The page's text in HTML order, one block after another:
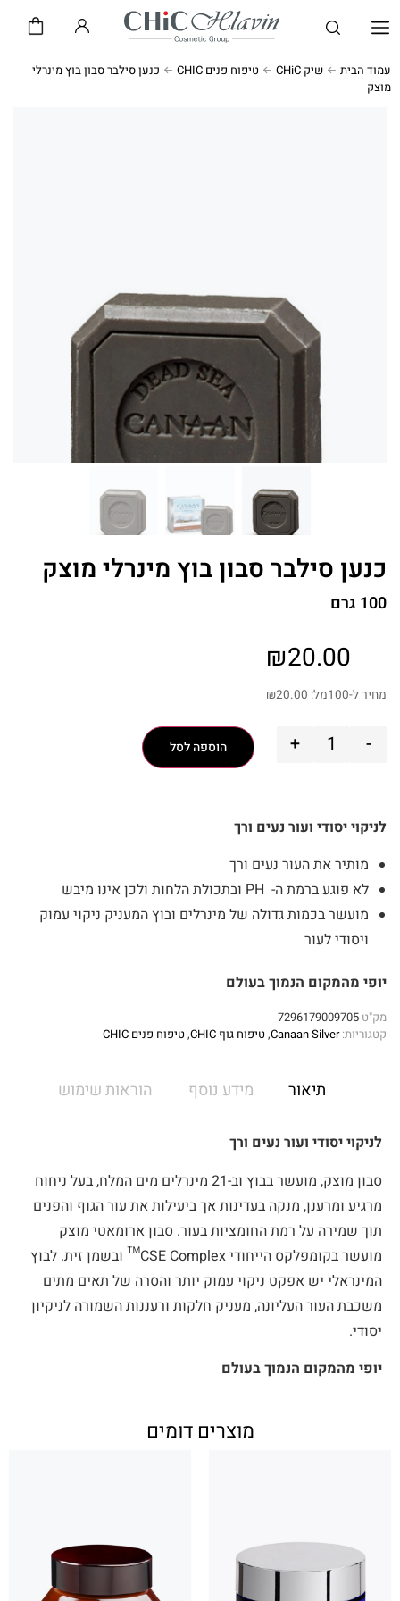
עמוד הבית שיק CHiC טיפוח פנים CHIC
כנען סילבר סבון בוץ מינרלי
מוצק
כנען סילבר סבון בוץ מינרלי מוצק
100 גרם
₪20.00
מחיר ל-100מל: ₪20.00
-
+ הוספה לסל
לניקוי יסודי ועור נעים ורך
מותיר את העור נעים ורך
לא פוגע ברמת ה- PH ובתכולת הלחות ולכן אינו מיבש
מועשר בכמות גדולה של מינרלים ובוץ המעניק ניקוי עמוק
ויסודי לעור
יופי מהמקום הנמוך בעולם
מק"ט 7296179009705
קטגוריות: Canaan Silver
,טיפוח גוף CHIC ,טיפוח פנים CHIC
תיאור מידע נוסף הוראות שימוש
לניקוי יסודי ועור נעים ורך
סבון מוצק, מועשר בבוץ וב-21 מינרלים מים המלח, בעל ניחוח
מרגיע ומרענן, מנקה בעדינות אך ביעילות את עור הגוף והפנים
תוך שמירה על רמת החומציות בעור. סבון ארומאטי מוצק
מועשר בקומפלקס הייחודי CSE Complex™ ובשמן זית. לבוץ
המינראלי יש אפקט ניקוי עמוק יותר והסרה של תאים מתים
משכבת העור העליונה, מעניק חלקות ורעננות השמורה לניקיון
יסודי.
יופי מהמקום הנמוך בעולם
מוצרים דומים